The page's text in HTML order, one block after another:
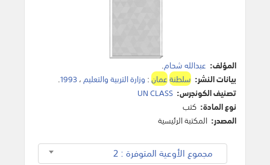
المؤلف: عبدالله شحام.
بيانات النشر: سلطنةعمان: وزارة التربية والتعليم،1993
.
تصنيف الكونجرس: UN CLASS
نوع المادة: كتب
المصدر: المكتبة الرئيسية
مجموع الأوعية المتوفرة : 2